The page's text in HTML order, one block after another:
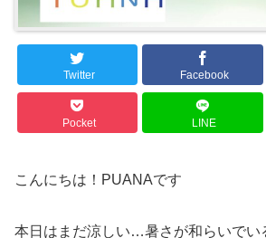
Twitter Facebook
Pocket LINE
こんにちは！PUANAです
本日はまだ涼しい…暑さが和らいでい